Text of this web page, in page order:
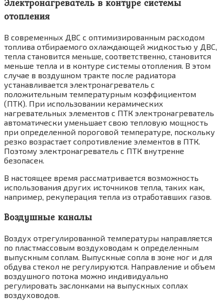
Электронагреватель в контуре системы
отопления
В современных ДВС с оптимизированным расходом
топлива отбираемого охлаждающей жидкостью у ДВС,
тепла становится меньше, соответственно, становится
меньше тепла и в контуре системы отопления. В этом
случае в воздушном тракте после радиатора
устанавли­вается электронагреватель с
положительным температурным коэффициентом
(ПТК). При использовании керамических
нагревательных элементов с ПТК электронагреватель
автома­тически уменьшает свою тепловую мощность
при определенной пороговой температуре, поскольку
резко возрастает сопротивление элементов в ПТК.
Поэтому электронагреватель с ПТК внутренне
безопасен.
В настоящее время рассматривается воз­можность
использования других источников тепла, таких как,
например, рекуперация тепла из отработавших газов.
Воздушные каналы
Воздух отрегулированной температуры на­правляется
по пластмассовым воздуховодам к определенным
выпускным соплам. Выпускные сопла в зоне ног и для
обдува стекол не регу­лируются. Направление и объем
воздушного потока можно индивидуально
регулировать за­слонками на выпускных соплах
воздуховодов.